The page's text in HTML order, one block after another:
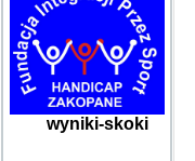
wyniki-skoki